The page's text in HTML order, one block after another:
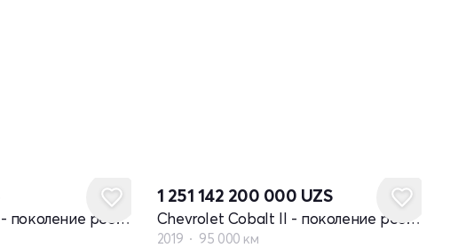
Chevrolet Cobalt II - поколение рестайлинг
1 251 142 200 000 UZS
Chevrolet Cobalt II - поколение рестайлинг
2019 95 000 км